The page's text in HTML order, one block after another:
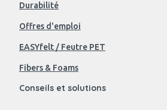
Durabilité
Offres d'emploi
EASYfelt / Feutre PET
Fibers & Foams
Conseils et solutions